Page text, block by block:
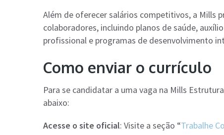
Além de oferecer salários competitivos, a Mills
colaboradores, incluindo planos de saúde,
profissional e programas de desenvolvimento
Como enviar o currículo
Para se candidatar a uma vaga na Mills
abaixo:
Acesse o site oficial: Visite a seção “Trabalhe